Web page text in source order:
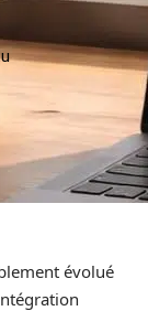
évolué